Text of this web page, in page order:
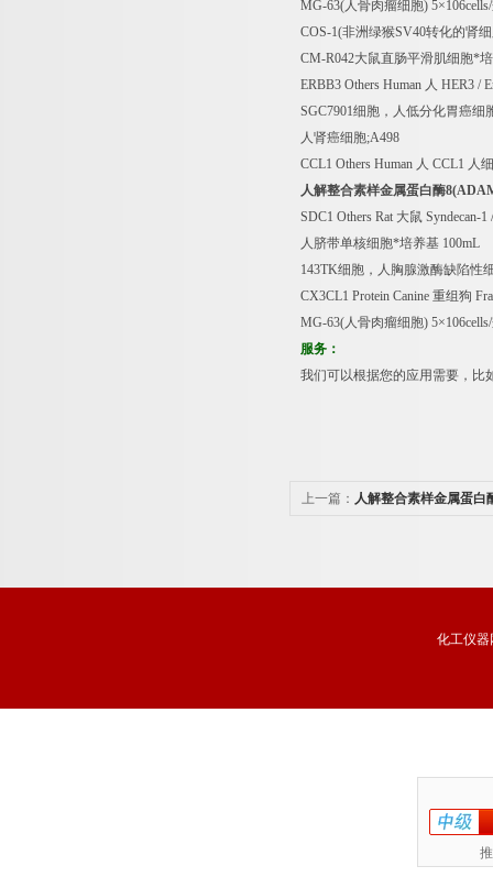
MG-63(人骨肉瘤细胞) 5×106cells/
COS-1(非洲绿猴SV40转化的肾
CM-R042大鼠直肠平滑肌细胞*
ERBB3 Others Human 人 HER3 /
SGC7901细胞，人低分化胃癌细
人肾癌细胞;A498
CCL1 Others Human 人 CCL1 人
人解整合素样金属蛋白酶
SDC1 Others Rat 大鼠 Syndecan-
人脐带单核细胞*培养基 100mL
143TK细胞，人胸腺激酶缺陷性
CX3CL1 Protein Canine 重组狗
MG-63(人骨肉瘤细胞) 5×106cells/
服务：
我们可以根据您的应用需要，比
上一篇： 人解整合素样金属蛋白
化工仪器